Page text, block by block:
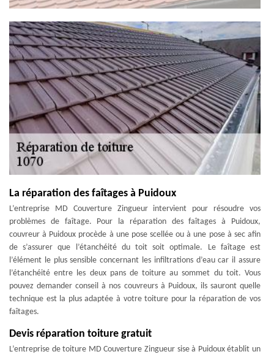
La réparation des faîtages à Puidoux
L’entreprise MD Couverture Zingueur intervient pour résoudre vos
problèmes de faîtage. Pour la réparation des faîtages à Puidoux,
couvreur à Puidoux procède à une pose scellée ou à une pose à sec afin
de s’assurer que l’étanchéité du toit soit optimale. Le faîtage est
l’élément le plus sensible concernant les infiltrations d’eau car il assure
l’étanchéité entre les deux pans de toiture au sommet du toit. Vous
pouvez demander conseil à nos couvreurs à Puidoux, ils sauront quelle
technique est la plus adaptée à votre toiture pour la réparation de vos
faîtages.
Devis réparation toiture gratuit
L’entreprise de toiture MD Couverture Zingueur sise à Puidoux établit un